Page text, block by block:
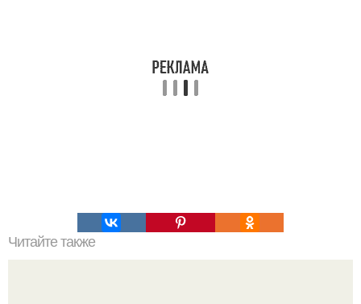
Читайте также